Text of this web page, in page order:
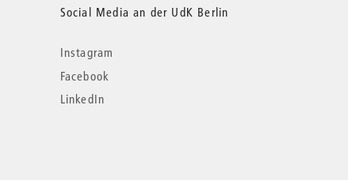
Social Media an der UdK Berlin
Instagram
Facebook
LinkedIn